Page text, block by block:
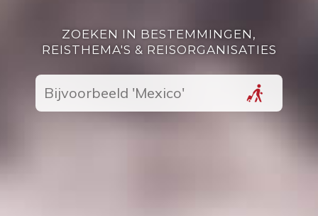
ZOEKEN IN BESTEMMINGEN,
REISTHEMA'S & REISORGANISATIES